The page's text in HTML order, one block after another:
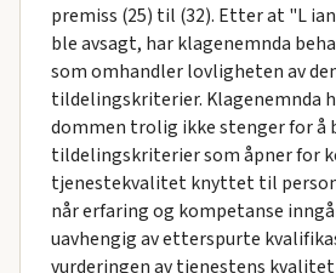
premiss (25) til (32). Etter at "L
ble avsagt, har klagenemnda
som omhandler lovligheten av
tildelingskriterier. Klagenemnda
dommen trolig ikke stenger for å
tildelingskriterier som åpner for
tjenestekvalitet knyttet til
når erfaring og kompetanse
uavhengig av etterspurte
vurderingen av tjenestens